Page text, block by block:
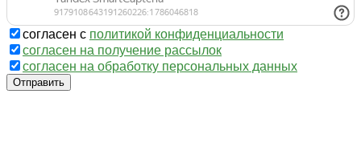
согласен с политикой конфиденциальности
согласен на получение рассылок
согласен на обработку персональных данных
Отправить